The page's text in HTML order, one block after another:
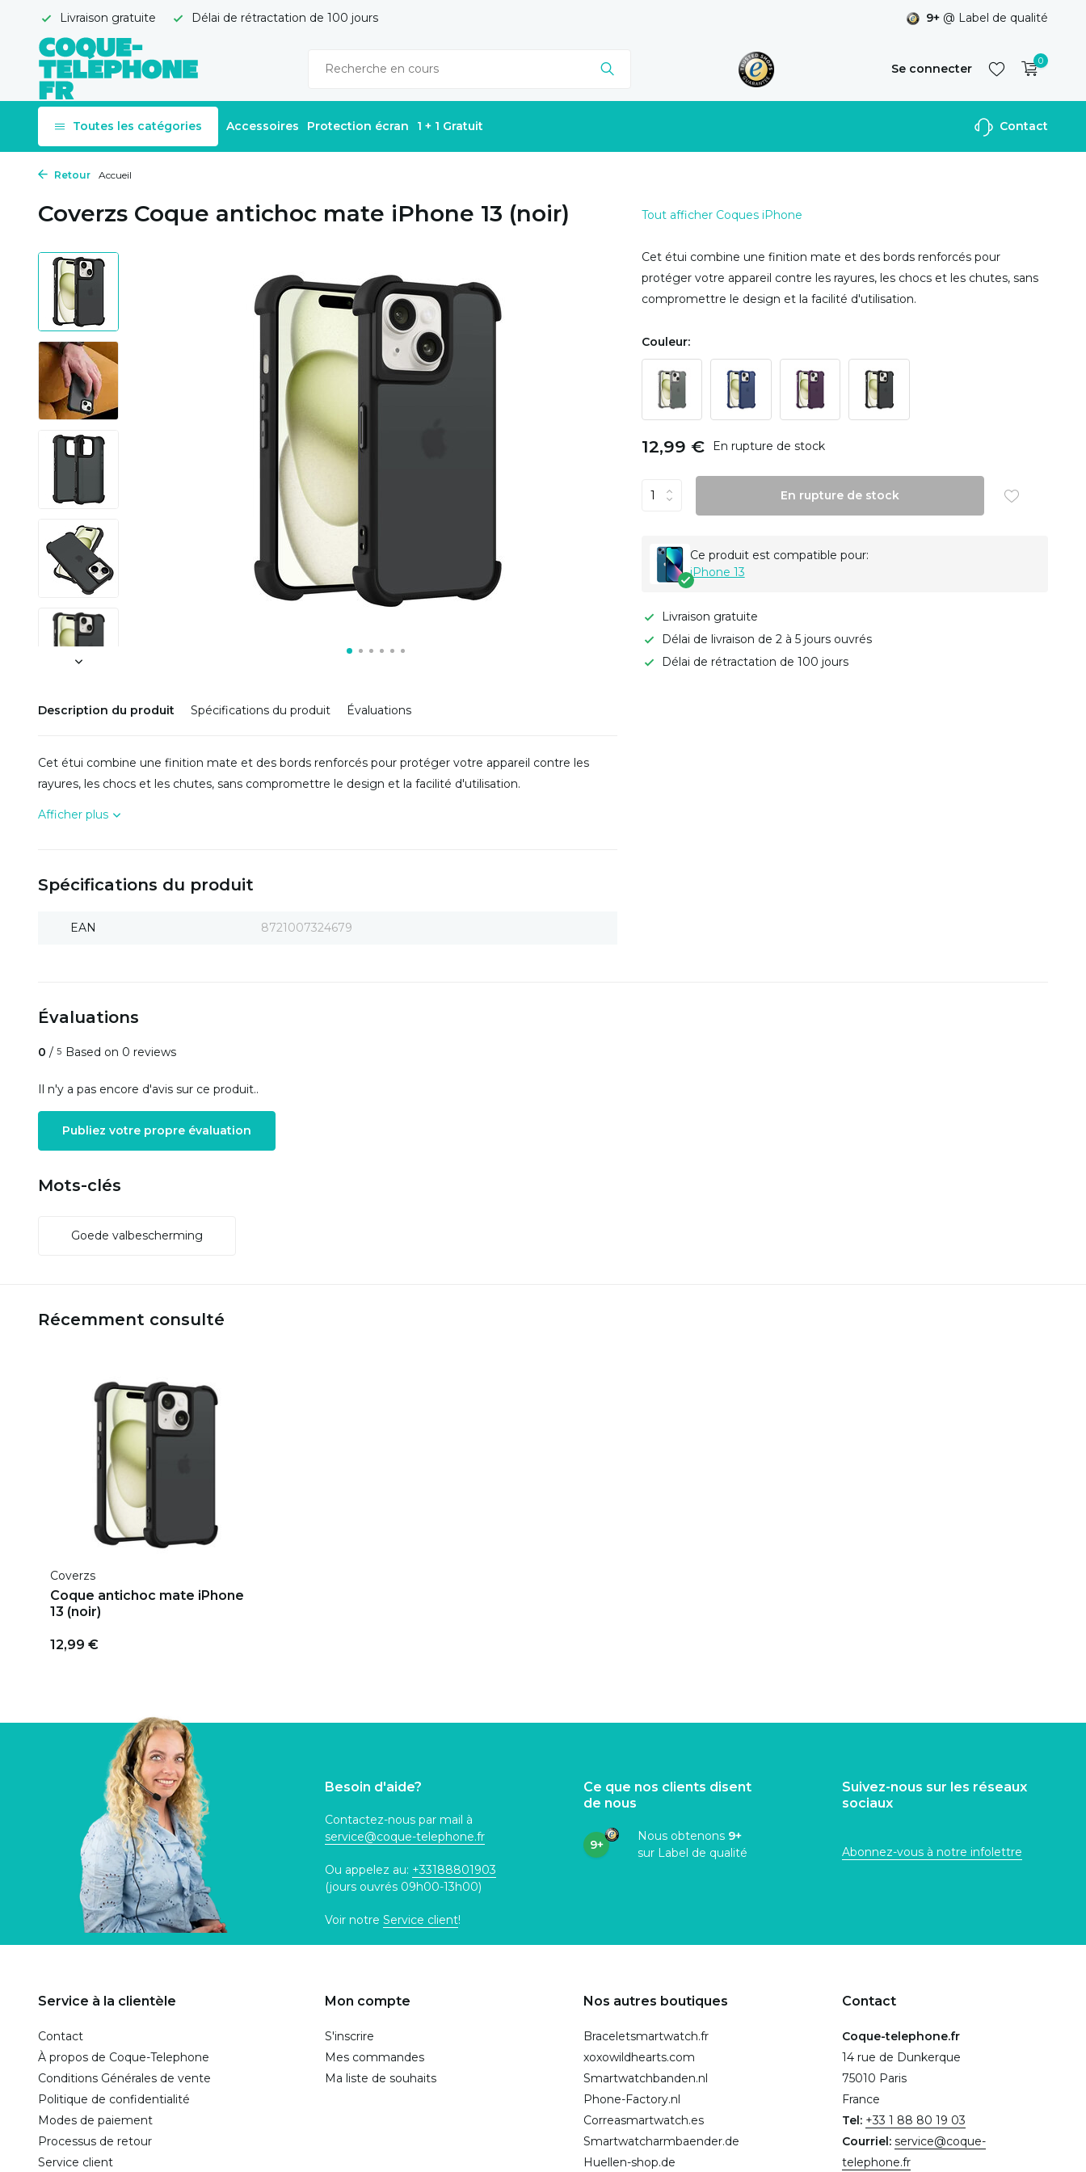
Livraison gratuite Délai de rétractation de 100 jours 9+ @ Label de qualité
Se connecter
S'inscrire
0
Toutes les catégories Accessoires Protection écran 1 + 1 Gratuit Contact
Retour Accueil
Coverzs Coque antichoc mate iPhone 13 (noir)
Description du produit Spécifications du produit Évaluations
Cet étui combine une finition mate et des bords renforcés pour protéger votre appareil contre les
rayures, les chocs et les chutes, sans compromettre le design et la facilité d'utilisation.
Afficher plus
Spécifications du produit
EAN 8721007324679
Tout afficher Coques iPhone
Cet étui combine une finition mate et des bords renforcés pour
protéger votre appareil contre les rayures, les chocs et les chutes, sans
compromettre le design et la facilité d'utilisation.
Couleur:
12,99 € En rupture de stock
En rupture de stock
Ce produit est compatible pour:
iPhone 13
Livraison gratuite
Délai de livraison de 2 à 5 jours ouvrés
Délai de rétractation de 100 jours
Évaluations
0 / 5 Based on 0 reviews
Il n'y a pas encore d'avis sur ce produit..
Publiez votre propre évaluation
Mots-clés
Goede valbescherming
Récemment consulté
Coverzs
Coque antichoc mate iPhone
13 (noir)
12,99 €
Besoin d'aide?
Contactez-nous par mail à
service@coque-telephone.fr
Ou appelez au: +33188801903
(jours ouvrés 09h00-13h00)
Voir notre Service client!
Ce que nos clients disent
de nous
9+
Nous obtenons 9+
sur Label de qualité
Suivez-nous sur les réseaux
sociaux
Abonnez-vous à notre infolettre
Service à la clientèle
Contact
À propos de Coque-Telephone
Conditions Générales de vente
Politique de confidentialité
Modes de paiement
Processus de retour
Service client
Mon compte
S'inscrire
Mes commandes
Ma liste de souhaits
Nos autres boutiques
Braceletsmartwatch.fr
xoxowildhearts.com
Smartwatchbanden.nl
Phone-Factory.nl
Correasmartwatch.es
Smartwatcharmbaender.de
Huellen-shop.de
Contact
Coque-telephone.fr
14 rue de Dunkerque
75010 Paris
France
Tel: +33 1 88 80 19 03
Courriel: service@coque-
telephone.fr